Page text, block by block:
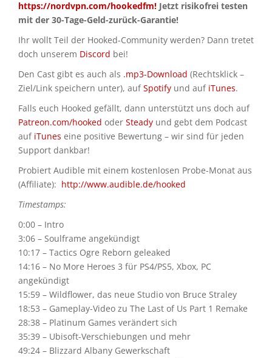
https://nordvpn.com/hookedfm! Jetzt risikofrei testen
mit der 30-Tage-Geld-zurück-Garantie!
Ihr wollt Teil der Hooked-Community werden? Dann tretet
doch unserem Discord bei!
Den Cast gibt es auch als .mp3-Download (Rechtsklick –
Ziel/Link speichern unter), aufSpotify und auf iTunes.
Falls euch Hooked gefällt, dann unterstützt uns doch auf
Patreon.com/hooked oder Steady und gebt dem Podcast
auf iTunes eine positive Bewertung – wir sind für jeden
Support dankbar!
Probiert Audible mit einem kostenlosen Probe-Monat aus
(Affiliate): http://www.audible.de/hooked
Timestamps:
0:00 – Intro
3:06 – Soulframe angekündigt
10:17 – Tactics Ogre Reborn geleaked
14:16 – No More Heroes 3 für PS4/PS5, Xbox, PC
angekündigt
15:59 – Wildflower, das neue Studio von Bruce Straley
18:53 – Gameplay-Video zu The Last of Us Part 1 Remake
28:38 – Platinum Games verändert sich
35:39 – Ubisoft-Verschiebungen und mehr
49:24 – Blizzard Albany Gewerkschaft